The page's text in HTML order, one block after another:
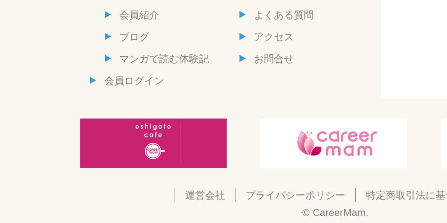
会員紹介
ブログ
マンガで読む体験記
よくある質問
アクセス
お問合せ
会員ログイン
運営会社 プライバシーポリシー
特定商取引法に
© CareerMam.